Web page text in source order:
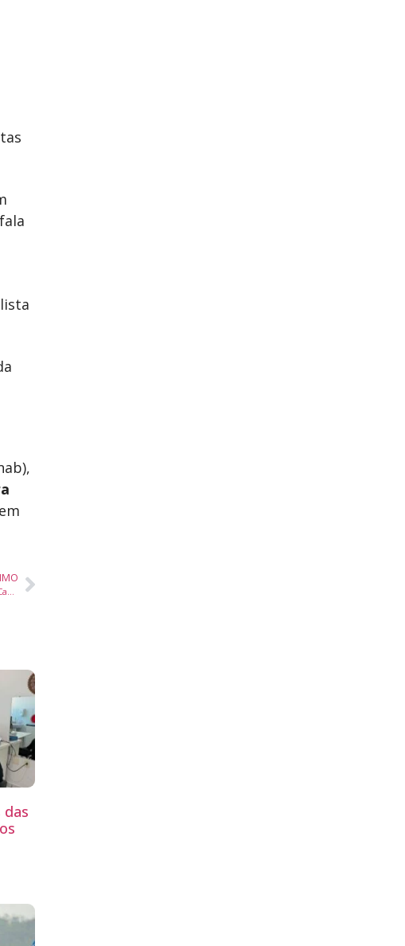
CAIXA apresenta condições especiais de crédito habitacional na Feira CasaPronta Criciúma 2025